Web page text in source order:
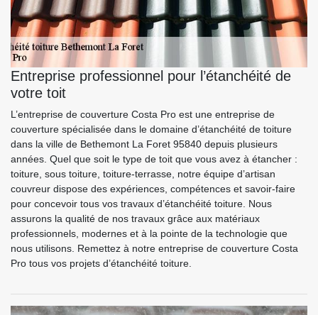
Entreprise professionnel pour l’étanchéité de
votre toit
L’entreprise de couverture Costa Pro est une entreprise de
couverture spécialisée dans le domaine d’étanchéité de toiture
dans la ville de Bethemont La Foret 95840 depuis plusieurs
années. Quel que soit le type de toit que vous avez à étancher :
toiture, sous toiture, toiture-terrasse, notre équipe d’artisan
couvreur dispose des expériences, compétences et savoir-faire
pour concevoir tous vos travaux d’étanchéité toiture. Nous
assurons la qualité de nos travaux grâce aux matériaux
professionnels, modernes et à la pointe de la technologie que
nous utilisons. Remettez à notre entreprise de couverture Costa
Pro tous vos projets d’étanchéité toiture.